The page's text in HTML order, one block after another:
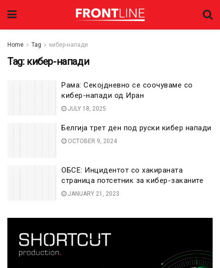
Home Tag кибер-напади
Tag: кибер-напади
Рама: Секојдневно се соочуваме со
кибер-напади од Иран
JULY 18, 2025
Белгија трет ден под руски кибер напади
OCTOBER 9, 2024
ОБСЕ: Инцидентот со хакираната
страница потсетник за кибер-заканите
JANUARY 21, 2023